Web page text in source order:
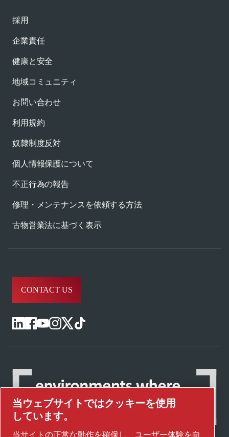
採用
企業責任
健康と安全
地域コミュニティ
お問い合わせ
利用規約
奴隷制度反対
個人情報保護について
不正行為の報告
修理・メンテナンスを依頼する方法
古物営業法に基づく表示
CONTACT US
当ウェブサイトではクッキーを使用
しています。
当サイトの正常な動作を確保し、ユーザー体験を向